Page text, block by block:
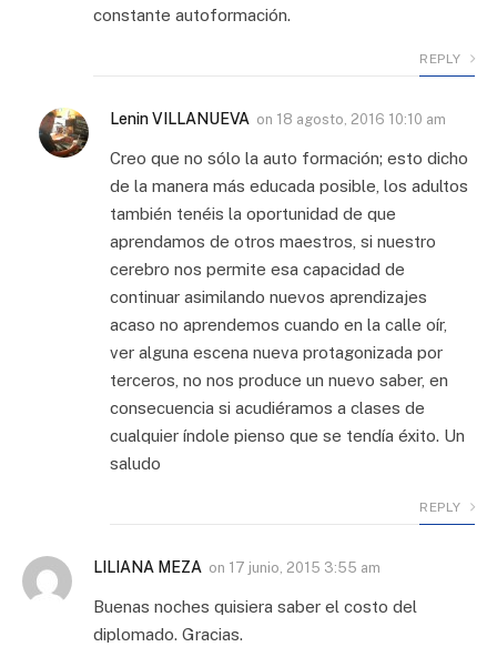
constante autoformación.
REPLY
Lenin VILLANUEVA on 18 agosto, 2016 10:10 am
Creo que no sólo la auto formación; esto dicho
de la manera más educada posible, los adultos
también tenéis la oportunidad de que
aprendamos de otros maestros, si nuestro
cerebro nos permite esa capacidad de
continuar asimilando nuevos aprendizajes
acaso no aprendemos cuando en la calle oír,
ver alguna escena nueva protagonizada por
terceros, no nos produce un nuevo saber, en
consecuencia si acudiéramos a clases de
cualquier índole pienso que se tendía éxito. Un
saludo
REPLY
LILIANA MEZA on 17 junio, 2015 3:55 am
Buenas noches quisiera saber el costo del
diplomado. Gracias.